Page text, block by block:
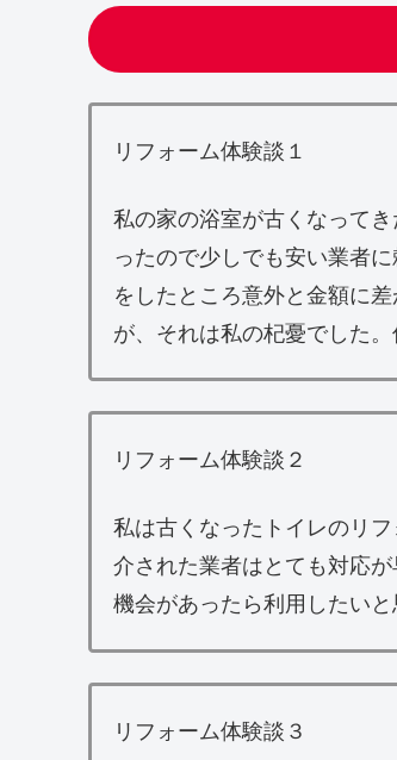
リフォーム体験談１
私の家の浴室が古くなって
ったので少しでも安い業者
をしたところ意外と金額に
が、それは私の杞憂でした
リフォーム体験談２
私は古くなったトイレのリ
介された業者はとても対応
機会があったら利用したいと
リフォーム体験談３